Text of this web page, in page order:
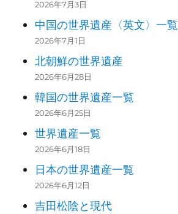
2026年7月3日
中国の世界遺産〈英文〉一覧
2026年7月1日
北朝鮮の世界遺産
2026年6月28日
韓国の世界遺産一覧
2026年6月25日
世界遺産一覧
2026年6月18日
日本の世界遺産一覧
2026年6月12日
吉田松陰と現代